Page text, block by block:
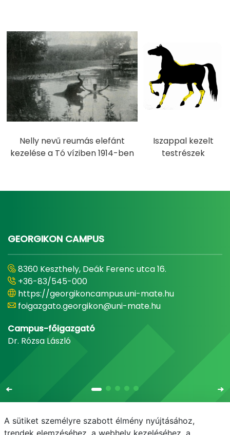
Nelly nevű reumás elefánt
kezelése a Tó víziben 1914-ben
Iszappal kezelt
testrészek
GEORGIKON CAMPUS
8360 Keszthely, Deák Ferenc utca 16.
+36-83/545-000
https://georgikoncampus.uni-mate.hu
foigazgato.georgikon@uni-mate.hu
Campus-főigazgató
Dr. Rózsa László
A sütiket személyre szabott élmény nyújtásához,
trendek elemzéséhez, a webhely kezeléséhez, a